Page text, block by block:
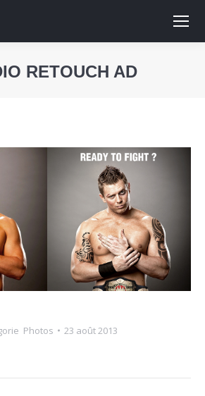
RETOUCH AD
Photos 23 août 2013